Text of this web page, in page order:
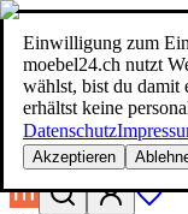
Einwilligung zum
moebel24.ch nutzt
wählst, bist du damit
erhältst keine
Datenschutz
Akzeptieren
Suche
moebel dir den besten